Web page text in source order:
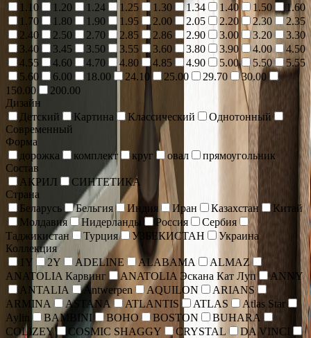
1.10
1.20 1.24 1.25 1.30 1.34 1.40 1.50
1.60
1.70
1.80 1.90 1.95 2.00 2.05 2.20 2.30
2.35
2.40
2.50 2.70 2.85 2.86 2.90 3.00 3.20
3.30
3.40
3.45 3.50 3.55 3.60 3.80 3.90 4.00
4.50
4.55
4.60 4.70 4.80 4.85 4.90 5.00 5.50
5.55
5.60
6.00 18.00 24.10 25.00 29.70
30.00
150.00
200.00
Дизайн
Детский
Картина Классический
Однотонный
Современный
Форма
дорожка
комплект круг овал
прямоугольник
Состав
АКРИЛ
СИНТЕТИКА
Страна
Беларусь
Бельгия Индия Иран Казахстан
Китай
Молдавия
Нидерланды Россия
Сербия
Таджикистан
Турция УЗБЕКИСТАН
Украина
Коллекция
1Y
2Y ADELINE ALABAMA
ALMAZ
ANATOLIA Карвинг
ANATOLIA Эскана Кат Луп
ANNY
ANTALIA
Antwerpen AQUILON
ARIANS
ARMINA
ASTANA ATLANTIS ATLAS
Atlas Star
Aylin
BAMBINI BOHO BOSTON
BUHARA
COLIZEY
COSMIC SHAGGY CRYSTAL
DA VINCI